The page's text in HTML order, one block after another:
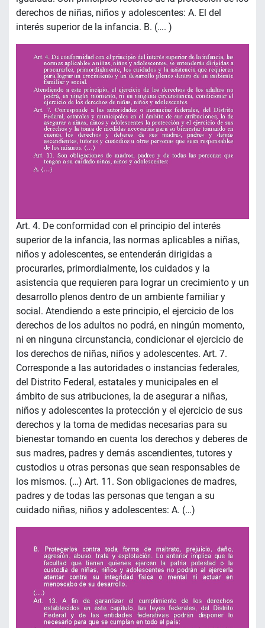
derechos de niñas, niños y adolescentes: A. El del
interés superior de la infancia. B. (…. )
Art. 4. De conformidad con el principio del interés
superior de la infancia, las normas aplicables a niñas,
niños y adolescentes, se entenderán dirigidas a
procurarles, primordialmente, los cuidados y la
asistencia que requieren para lograr un crecimiento y un
desarrollo plenos dentro de un ambiente familiar y
social. Atendiendo a este principio, el ejercicio de los
derechos de los adultos no podrá, en ningún momento,
ni en ninguna circunstancia, condicionar el ejercicio de
los derechos de niñas, niños y adolescentes. Art. 7.
Corresponde a las autoridades o instancias federales,
del Distrito Federal, estatales y municipales en el
ámbito de sus atribuciones, la de asegurar a niñas,
niños y adolescentes la protección y el ejercicio de sus
derechos y la toma de medidas necesarias para su
bienestar tomando en cuenta los derechos y deberes de
sus madres, padres y demás ascendientes, tutores y
custodios u otras personas que sean responsables de
los mismos. (…) Art. 11. Son obligaciones de madres,
padres y de todas las personas que tengan a su
cuidado niñas, niños y adolescentes: A. (…)